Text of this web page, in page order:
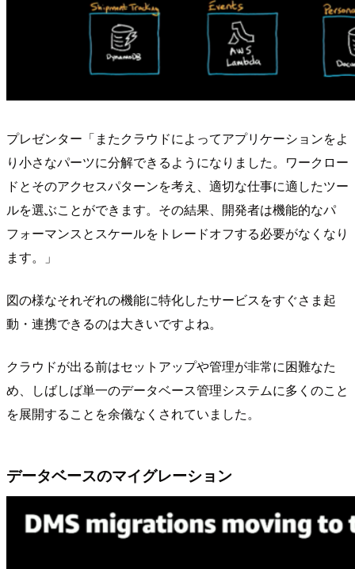
プレゼンター「またクラウドによってアプリケーションをよ
り小さなパーツに分解できるようになりました。ワークロー
ドとそのアクセスパターンを考え、適切な仕事に適したツー
ルを選ぶことができます。その結果、開発者は機能的なパ
フォーマンスとスケールをトレードオフする必要がなくなり
ます。」
図の様なそれぞれの機能に特化したサービスをすぐさま起
動・連携できるのは大きいですよね。
クラウドが出る前はセットアップや管理が非常に困難なた
め、しばしば単一のデータベース管理システムに多くのこと
を展開することを余儀なくされていました。
データベースのマイグレーション